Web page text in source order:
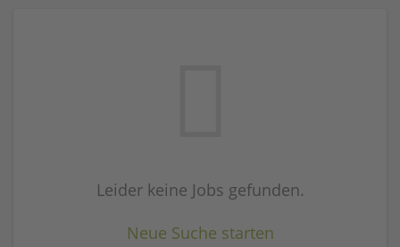
Leider keine Jobs gefunden.
Neue Suche starten